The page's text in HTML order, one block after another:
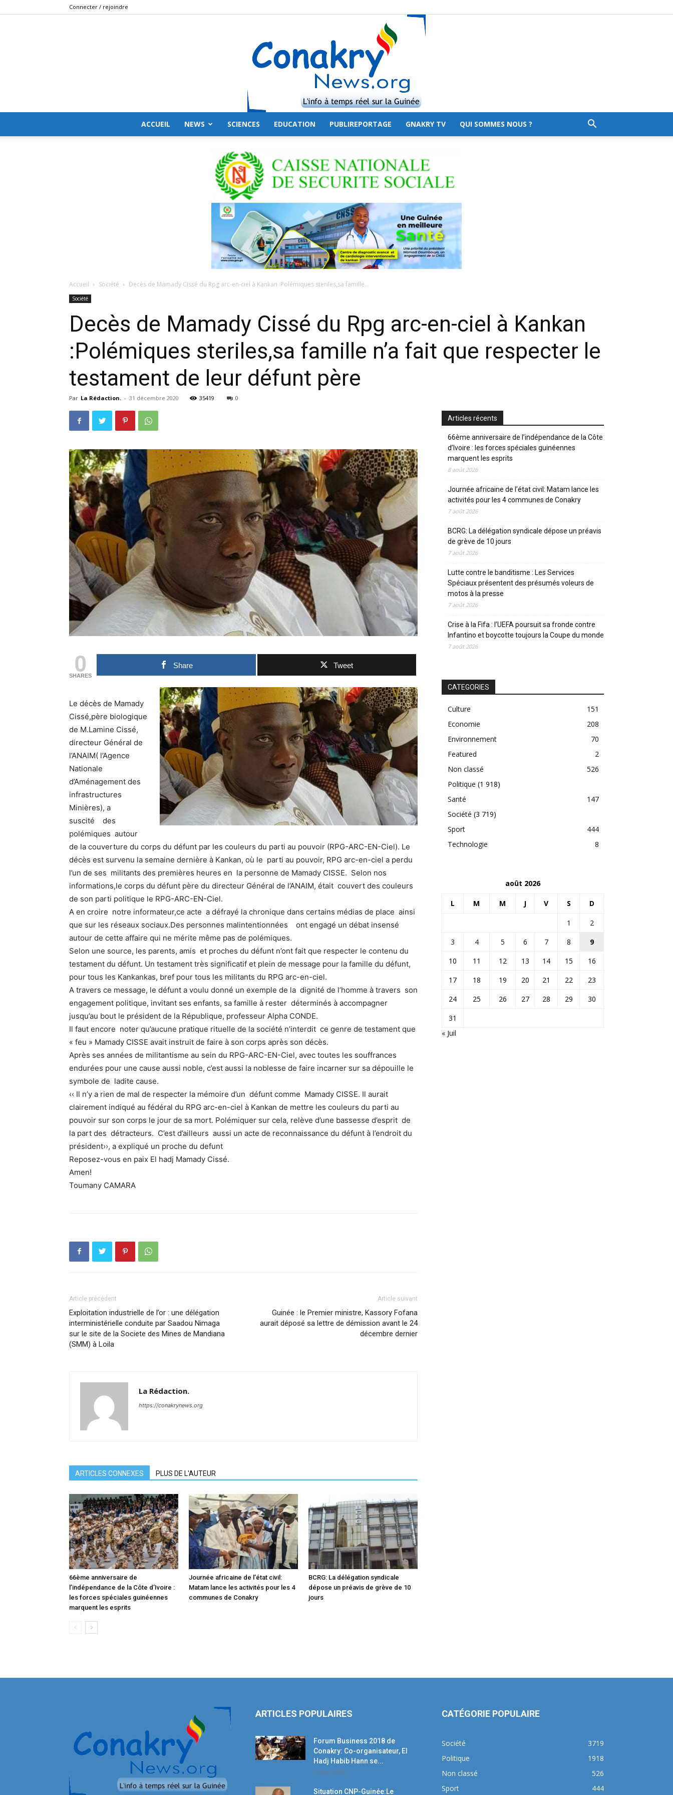
Connecter / rejoindre
ACCUEIL NEWS SCIENCES EDUCATION PUBLIREPORTAGE GNAKRY TV QUI SOMMES NOUS ?
Accueil Société Decès de Mamady Cissé du Rpg arc-en-ciel à Kankan :Polémiques steriles,sa famille...
Société
Decès de Mamady Cissé du Rpg arc-en-ciel à Kankan
:Polémiques steriles,sa famille n’a fait que respecter le
testament de leur défunt père
Par La Rédaction. - 31 décembre 2020 35419 0
0
SHARES
Share Tweet
Le décès de Mamady
Cissé,père biologique
de M.Lamine Cissé,
directeur Général de
l’ANAIM( l’Agence
Nationale
d’Aménagement des
infrastructures
Minières), a
suscité des
polémiques autour
de la couverture du corps du défunt par les couleurs du parti au pouvoir (RPG-ARC-EN-Ciel). Le
décès est survenu la semaine dernière à Kankan, où le parti au pouvoir, RPG arc-en-ciel a perdu
l’un de ses militants des premières heures en la personne de Mamady CISSE. Selon nos
informations,le corps du défunt père du directeur Général de l’ANAIM, était couvert des couleurs
de son parti politique le RPG-ARC-EN-Ciel.
A en croire notre informateur,ce acte a défrayé la chronique dans certains médias de place ainsi
que sur les réseaux sociaux.Des personnes malintentionnées ont engagé un débat insensé
autour de cette affaire qui ne mérite même pas de polémiques.
Selon une source, les parents, amis et proches du défunt n’ont fait que respecter le contenu du
testament du défunt. Un testament très significatif et plein de message pour la famille du défunt,
pour tous les Kankankas, bref pour tous les militants du RPG arc-en-ciel.
A travers ce message, le défunt a voulu donné un exemple de la dignité de l’homme à travers son
engagement politique, invitant ses enfants, sa famille à rester déterminés à accompagner
jusqu’au bout le président de la République, professeur Alpha CONDE.
Il faut encore noter qu’aucune pratique rituelle de la société n’interdit ce genre de testament que
« feu » Mamady CISSE avait instruit de faire à son corps après son décès.
Après ses années de militantisme au sein du RPG-ARC-EN-Ciel, avec toutes les souffrances
endurées pour une cause aussi noble, c’est aussi la noblesse de faire incarner sur sa dépouille le
symbole de ladite cause.
‹‹ Il n’y a rien de mal de respecter la mémoire d’un défunt comme Mamady CISSE. Il aurait
clairement indiqué au fédéral du RPG arc-en-ciel à Kankan de mettre les couleurs du parti au
pouvoir sur son corps le jour de sa mort. Polémiquer sur cela, relève d’une bassesse d’esprit de
la part des détracteurs. C’est d’ailleurs aussi un acte de reconnaissance du défunt à l’endroit du
président››, a expliqué un proche du defunt
Reposez-vous en paix El hadj Mamady Cissé.
Amen!
Toumany CAMARA
Article précédent
Exploitation industrielle de l’or : une délégation
interministérielle conduite par Saadou Nimaga
sur le site de la Societe des Mines de Mandiana
(SMM) à Loila
Article suivant
Guinée : le Premier ministre, Kassory Fofana
aurait déposé sa lettre de démission avant le 24
décembre dernier
La Rédaction.
https://conakrynews.org
ARTICLES CONNEXES PLUS DE L'AUTEUR
66ème anniversaire de
l’indépendance de la Côte d’Ivoire :
les forces spéciales guinéennes
marquent les esprits
Journée africaine de l’état civil:
Matam lance les activités pour les 4
communes de Conakry
BCRG: La délégation syndicale
dépose un préavis de grève de 10
jours
Articles récents
66ème anniversaire de l’indépendance de la Côte
d’Ivoire : les forces spéciales guinéennes
marquent les esprits
8 août 2026
Journée africaine de l’état civil: Matam lance les
activités pour les 4 communes de Conakry
7 août 2026
BCRG: La délégation syndicale dépose un préavis
de grève de 10 jours
7 août 2026
Lutte contre le banditisme : Les Services
Spéciaux présentent des présumés voleurs de
motos à la presse
7 août 2026
Crise à la Fifa : l’UEFA poursuit sa fronde contre
Infantino et boycotte toujours la Coupe du monde
7 août 2026
CATEGORIES
Culture
151
Economie
208
Environnement
70
Featured
2
Non classé
526
Politique (1 918)
Santé
147
Société (3 719)
Sport
444
Technologie
8
août 2026
L M M J V S D
1
2
3
4 5 6 7 8
9
10
11 12 13 14 15
16
17
18 19 20 21 22
23
24
25 26 27 28 29
30
31
« Juil
ARTICLES POPULAIRES
Forum Business 2018 de
Conakry: Co-organisateur, El
Hadj Habib Hann se...
19 avril 2018
Situation CNP-Guinée:Le
CATÉGORIE POPULAIRE
Société
3719
Politique
1918
Non classé
526
Sport
444